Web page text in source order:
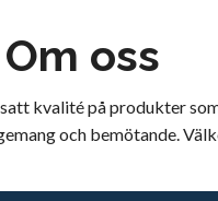
Om oss
kvalité på produkter
och bemötande.